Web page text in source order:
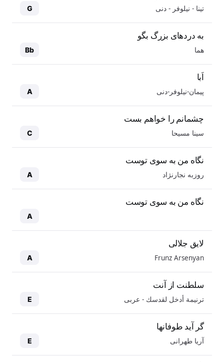
تینا - نیلوفر - دنی G
به دردهای بزرگ بگو
هما Bb
اَبا
پیمان-نیلوفر-دنی A
چشمانم را خواهم بست
سینا مسیحا C
نگاه من به سوی توست
روزبه نجارنژاد A
نگاه من به سوی توست
A
لایق جلالی
Frunz Arsenyan
A
سلطنت از آنت
ترنيمة أدخل لقدسك - عربی E
گر آید طوفانها
آریا طهرانی E